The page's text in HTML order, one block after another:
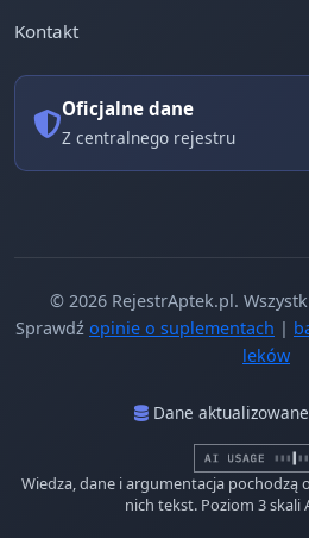
Kontakt
Oficjalne dane
Z centralnego rejestru
© 2026 RejestrAptek.pl.
Sprawdź opinie o suplementach |
leków
Dane
Wiedza, dane i argumentacja pochodzą
nich tekst. Poziom 3 skali